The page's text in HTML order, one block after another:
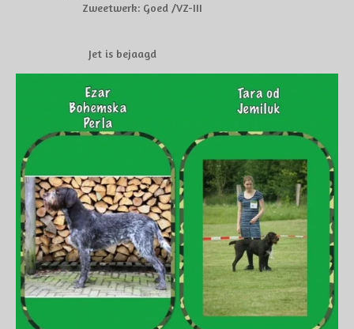
Zweetwerk: Goed /VZ-III
Jet is bejaagd